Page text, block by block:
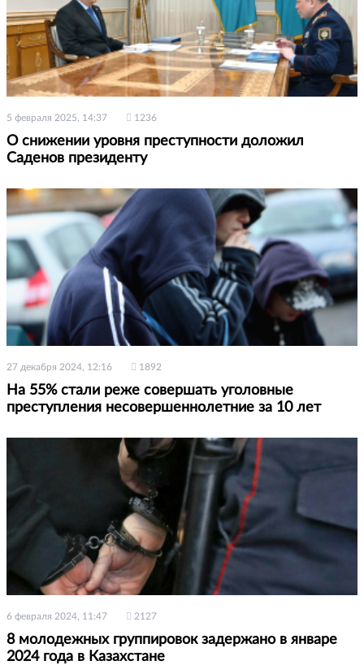
5 февраля 2025, 14:37 1236
О снижении уровня преступности доложил
Саденов президенту
27 декабря 2024, 12:16 1892
На 55% стали реже совершать уголовные
преступления несовершеннолетние за 10 лет
6 февраля 2024, 11:47 2127
8 молодежных группировок задержано в январе
2024 года в Казахстане